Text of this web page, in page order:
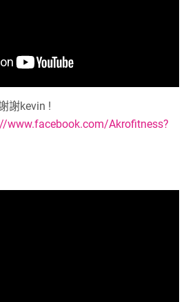
謝kevin !
www.facebook.com/Akrofitness?